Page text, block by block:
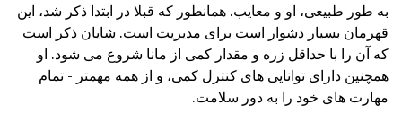
به طور طبیعی، او و معایب. همانطور که قبلا در ابتدا ذکر شد، این
قهرمان بسیار دشوار است برای مدیریت است. شایان ذکر است
که آن را با حداقل زره و مقدار کمی از مانا شروع می شود. او
همچنین دارای توانایی های کنترل کمی، و از همه مهمتر - تمام
مهارت های خود را به دور سلامت.